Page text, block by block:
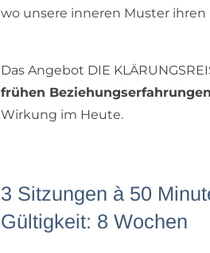
wo unsere inneren Muster
Das Angebot DIE
frühen Beziehungserfahrungen
Wirkung im Heute.
3 Sitzungen à 50
Gültigkeit: 8 Wochen